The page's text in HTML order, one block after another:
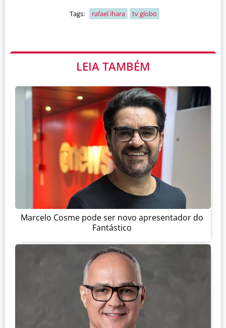
Tags: rafael ihara tv globo
LEIA TAMBÉM
Marcelo Cosme pode ser novo apresentador do
Fantástico